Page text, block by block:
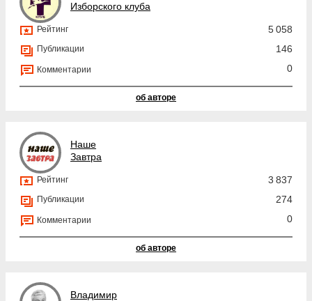
Изборского клуба
Рейтинг 5 058
Публикации 146
Комментарии 0
об авторе
Наше
Завтра
Рейтинг 3 837
Публикации 274
Комментарии 0
об авторе
Владимир